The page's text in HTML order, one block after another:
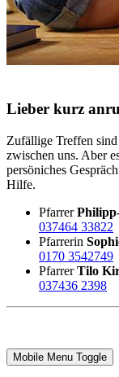
Lieber kurz
Zufällige Treffen
zwischen uns. Aber
persöniches
Hilfe.
Pfarrer
037464 33822
Pfarrerin
0170 3542749
PfarrerTilo
037436 2398
Mobile Menu Toggle